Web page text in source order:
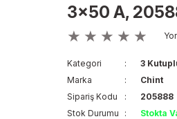
3x50 A,
Kategori
3
Marka
Chint
Sipariş Kodu
205888
Stok Durumu
Stokta